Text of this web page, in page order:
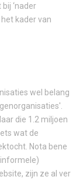
‘nader
kader van
wel belang
die 1.2 miljoen
wat de
Nota bene
zijn ze al ver